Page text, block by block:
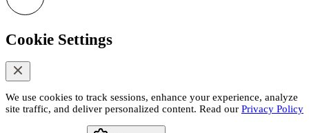
Cookie Settings
We use cookies to track sessions, enhance your experience, analyze
site traffic, and deliver personalized content. Read our Privacy Policy